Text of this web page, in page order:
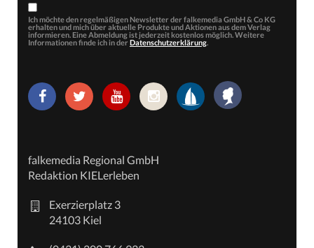
Ich möchte den regelmäßigen Newsletter der falkemedia GmbH & Co KG
erhalten und mich über aktuelle Produkte und Aktionen aus dem Verlag
informieren. Eine Abmeldung ist jederzeit kostenlos möglich. Weitere
Informationen finde ich in der Datenschutzerklärung.
falkemedia Regional GmbH
Redaktion KIELerleben
Exerzierplatz 3
24103 Kiel